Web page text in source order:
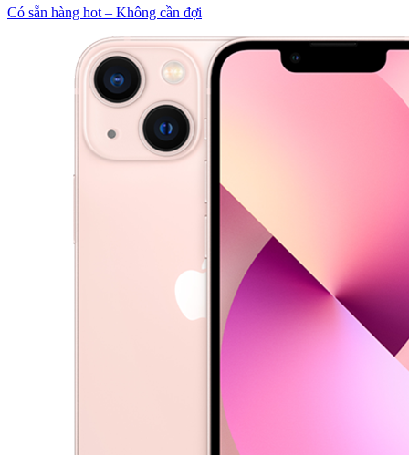
Có sẵn hàng hot – Không cần đợi